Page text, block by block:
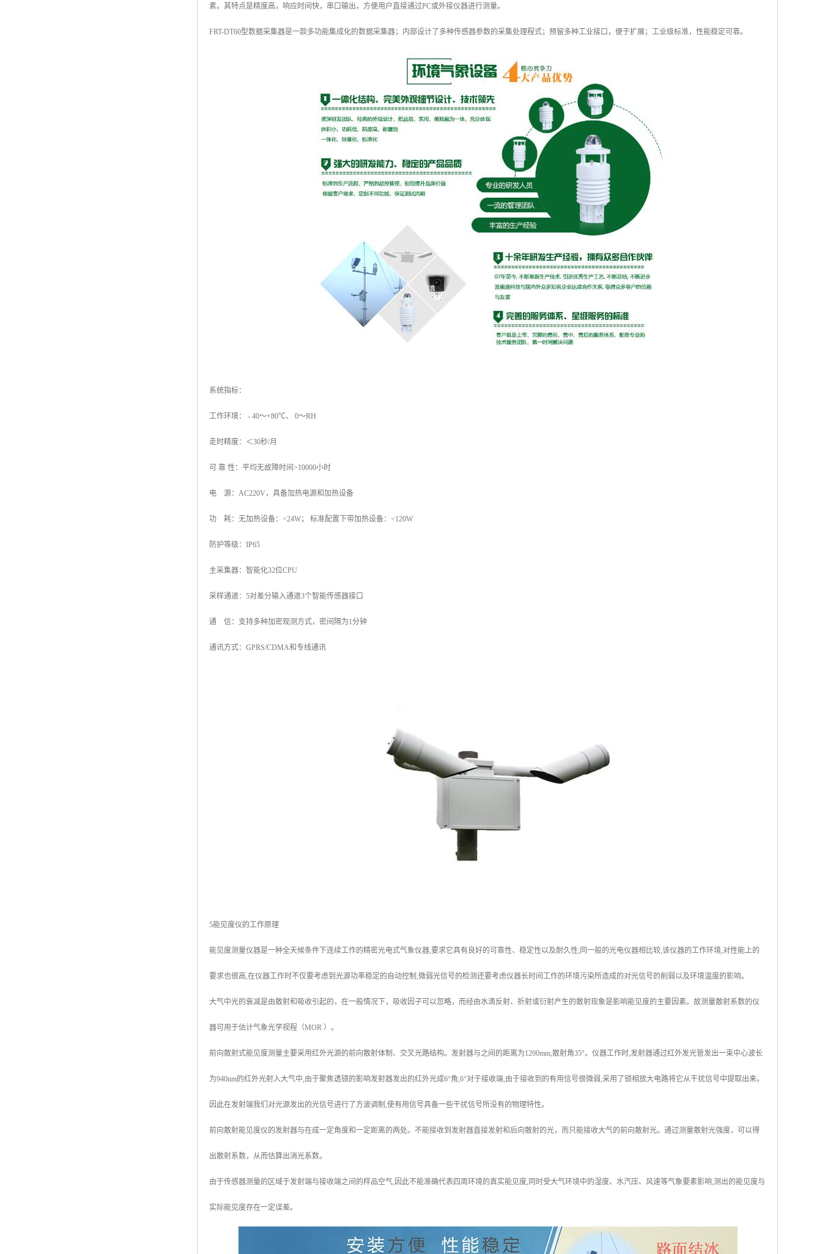
素。其特点是精度高，响应时间快，串口输出，方便用户直接通过PC或外接仪器进行测量。
FRT-DT60型数据采集器是一款多功能集成化的数据采集器；内部设计了多种传感器参数的采集处理程式；预留多种工业接口，便于扩展；工业级标准，性能稳定可靠。
系统指标：
工作环境： - 40～+80℃、 0～RH
走时精度：＜30秒/月
可 靠 性：平均无故障时间>10000小时
电 源：AC220V，具备加热电源和加热设备
功 耗：无加热设备：<24W； 标准配置下带加热设备：<120W
防护等级：IP65
主采集器：智能化32位CPU
采样通道：5对差分输入通道3个智能传感器接口
通 信：支持多种加密观测方式，密间隔为1分钟
通讯方式：GPRS/CDMA和专线通讯
5能见度仪的工作原理
能见度测量仪器是一种全天候条件下连续工作的精密光电式气象仪器,要求它具有良好的可靠性、稳定性以及耐久性;同一般的光电仪器相比较,该仪器的工作环境,对性能上的
要求也很高,在仪器工作时不仅要考虑到光源功率稳定的自动控制,微弱光信号的检测还要考虑仪器长时间工作的环境污染所造成的对光信号的削弱以及环境温度的影响。
大气中光的衰减是由散射和吸收引起的，在一般情况下，吸收因子可以忽略，而经由水滴反射、折射或衍射产生的散射现象是影响能见度的主要因素。故测量散射系数的仪
器可用于估计气象光学视程（MOR ）。
前向散射式能见度测量主要采用红外光源的前向散射体制、交叉光路结构。发射器与之间的距离为1200mm,散射角35°。仪器工作时,发射器通过红外发光管发出一束中心波长
为940nm的红外光射入大气中,由于聚焦透镜的影响发射器发出的红外光成6°角,6°对于接收端,由于接收到的有用信号很微弱,采用了锁相放大电路将它从干扰信号中提取出来。
因此在发射端我们对光源发出的光信号进行了方波调制,使有用信号具备一些干扰信号所没有的物理特性。
前向散射能见度仪的发射器与在成一定角度和一定距离的两处。不能接收到发射器直接发射和后向散射的光，而只能接收大气的前向散射光。通过测量散射光强度，可以得
出散射系数，从而估算出消光系数。
由于传感器测量的区域于发射端与接收端之间的样品空气,因此不能准确代表四周环境的真实能见度,同时受大气环境中的湿度、水汽压、风速等气象要素影响,测出的能见度与
实际能见度存在一定误差。